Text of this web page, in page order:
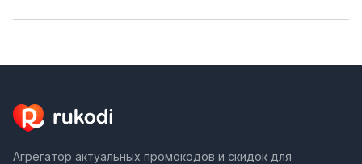
Агрегатор актуальных промокодов и скидок для